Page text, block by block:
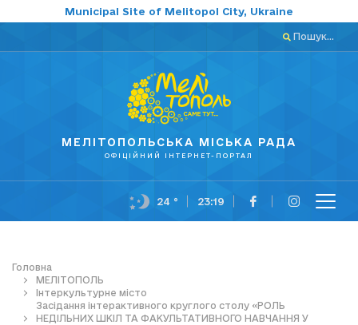
Municipal Site of Melitopol City, Ukraine
Пошук...
МЕЛІТОПОЛЬСЬКА МІСЬКА РАДА
ОФІЦІЙНИЙ ІНТЕРНЕТ-ПОРТАЛ
24 ° 23:19
Головна
МЕЛІТОПОЛЬ
Інтеркультурне місто
Засідання інтерактивного круглого столу «РОЛЬ
НЕДІЛЬНИХ ШКІЛ ТА ФАКУЛЬТАТИВНОГО НАВЧАННЯ У